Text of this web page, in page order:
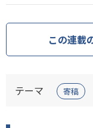
この連載
テーマ 寄稿